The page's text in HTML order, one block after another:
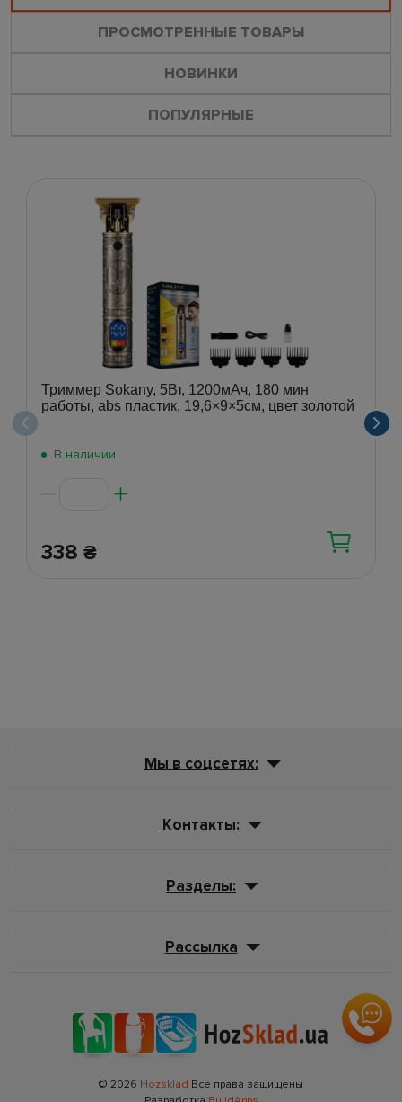
ПРОСМОТРЕННЫЕ ТОВАРЫ
НОВИНКИ
ПОПУЛЯРНЫЕ
Триммер Sokany, 5Вт, 1200мАч, 180 мин
работы, abs пластик, 19,6×9×5см, цвет золотой
В наличии
338 ₴
Мы в соцсетях:
Контакты:
Разделы:
Рассылка
© 2026 Hozsklad Все права защищены